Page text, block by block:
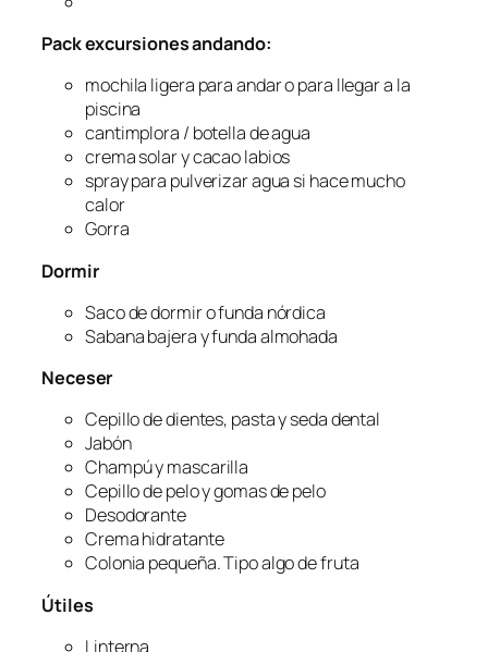
Pack excursiones andando:
mochila ligera para andar o para llegar a la
piscina
cantimplora / botella de agua
crema solar y cacao labios
spray para pulverizar agua si hace mucho
calor
Gorra
Dormir
Saco de dormir o funda nórdica
Sabana bajera y funda almohada
Neceser
Cepillo de dientes, pasta y seda dental
Jabón
Champú y mascarilla
Cepillo de pelo y gomas de pelo
Desodorante
Crema hidratante
Colonia pequeña. Tipo algo de fruta
Útiles
Linterna